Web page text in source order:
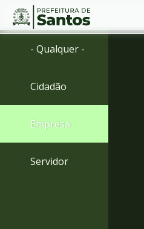
Ir
Ir
menu
Conteúdo
- Qualquer -
Cidadão
Empresa
Servidor